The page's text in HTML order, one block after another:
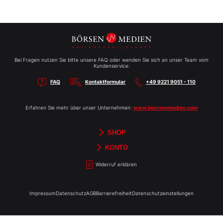
Bei Fragen nutzen Sie bitte unsere FAQ oder wenden Sie sich an unser Team vom
Kundenservice:
FAQ Kontaktformular +49 9221 9051 - 110
Erfahren Sie mehr über unser Unternehmen: www.boersenmedien.com
SHOP
Börsenbriefe
Aktien-Reports
HEBELTRADER
TradingDay
Newsletter
Merchandise
Gutscheine
KONTO
Widerruf erklären
ImpressumDatenschutzAGBBarrierefreiheitDatenschutzeinstellungen